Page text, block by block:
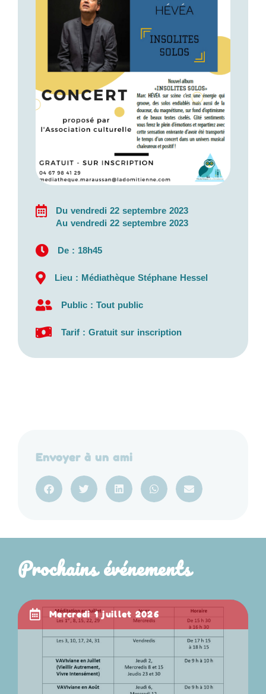
Du vendredi 22 septembre 2023
Au vendredi 22 septembre 2023
De : 18h45
Lieu : Médiathèque Stéphane Hessel
Public : Tout public
Tarif : Gratuit sur inscription
Envoyer à un ami
Prochains événements
mercredi 1 juillet 2026